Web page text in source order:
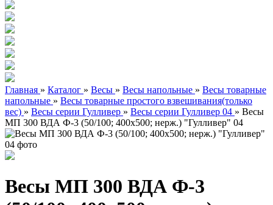
Главная » Каталог » Весы » Весы напольные » Весы товарные
напольные » Весы товарные простого взвешивания(только
вес) » Весы серии Гулливер » Весы серии Гулливер 04 » Весы
МП 300 ВДА Ф-3 (50/100; 400х500; нерж.) "Гулливер" 04
Весы МП 300 ВДА Ф-3